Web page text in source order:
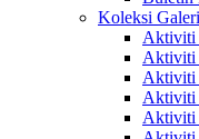
Koleksi Galeri
Aktiviti
Aktiviti
Aktiviti
Aktiviti
Aktiviti